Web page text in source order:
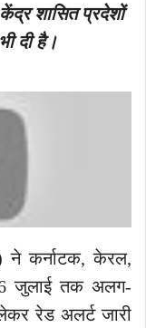
शासित प्रदेशों
दी है।
ने कर्नाटक, केरल,
जुलाई तक अलग-
रेड अलर्ट जारी